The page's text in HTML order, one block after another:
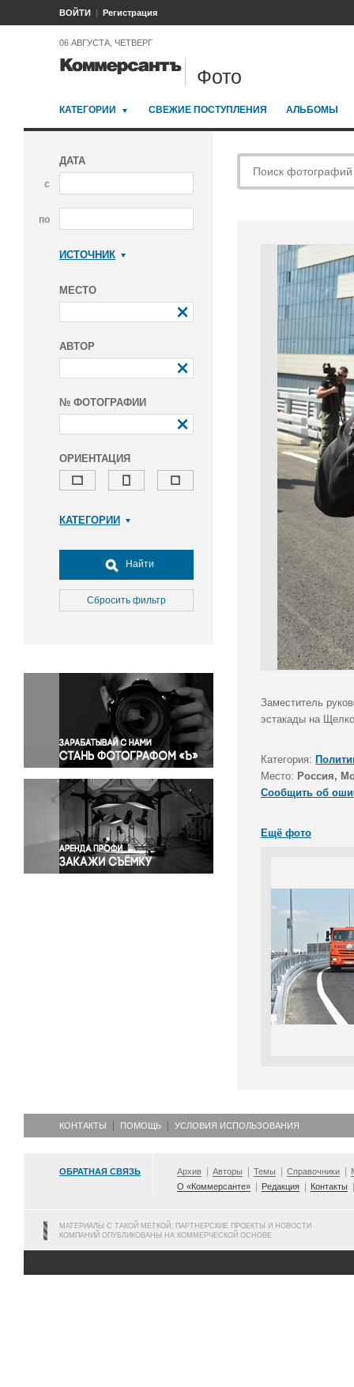
ВОЙТИ Регистрация
06 АВГУСТА, ЧЕТВЕРГ
Фото
КАТЕГОРИИ СВЕЖИЕ ПОСТУПЛЕНИЯ АЛЬБОМЫ
ДАТА
с
по
ИСТОЧНИК
МЕСТО
АВТОР
№ ФОТОГРАФИИ
ОРИЕНТАЦИЯ
КАТЕГОРИИ
Досуг, туризм и отдых
Культура
Медицина
Окружающая среда
Политика
Правосудие
Происшествия и конфликты
Религия
Светская жизнь
Спорт
Экология
Экономика и бизнес
Найти
Сбросить фильтр
Заместитель
эстакады на
Категория:
Место: Россия,
Сообщить об
Ещё фото
КОНТАКТЫ ПОМОЩЬ УСЛОВИЯ ИСПОЛЬЗОВАНИЯ
ОБРАТНАЯ СВЯЗЬ Архив Авторы Темы Справочники
О «Коммерсанте»
Редакция Контакты
МАТЕРИАЛЫ С ТАКОЙ МЕТКОЙ, ПАРТНЕРСКИЕ ПРОЕКТЫ И НОВОСТИ
КОМПАНИЙ ОПУБЛИКОВАНЫ НА КОММЕРЧЕСКОЙ ОСНОВЕ